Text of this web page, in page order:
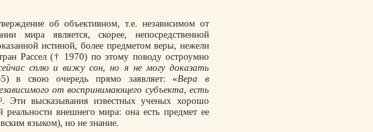
об объективном, т.е. независимом от
мира является, скорее, непосредственной
истиной, более предметом веры, нежели
Рассел († 1970) по этому поводу остроумно
сплю и вижу сон, но я не могу доказать
свою очередь прямо заявляет: «Вера в
от воспринимающего субъекта, есть
. Эти высказывания известных ученых хорошо
внешнего мира: она есть предмет ее
языком), но не знание.